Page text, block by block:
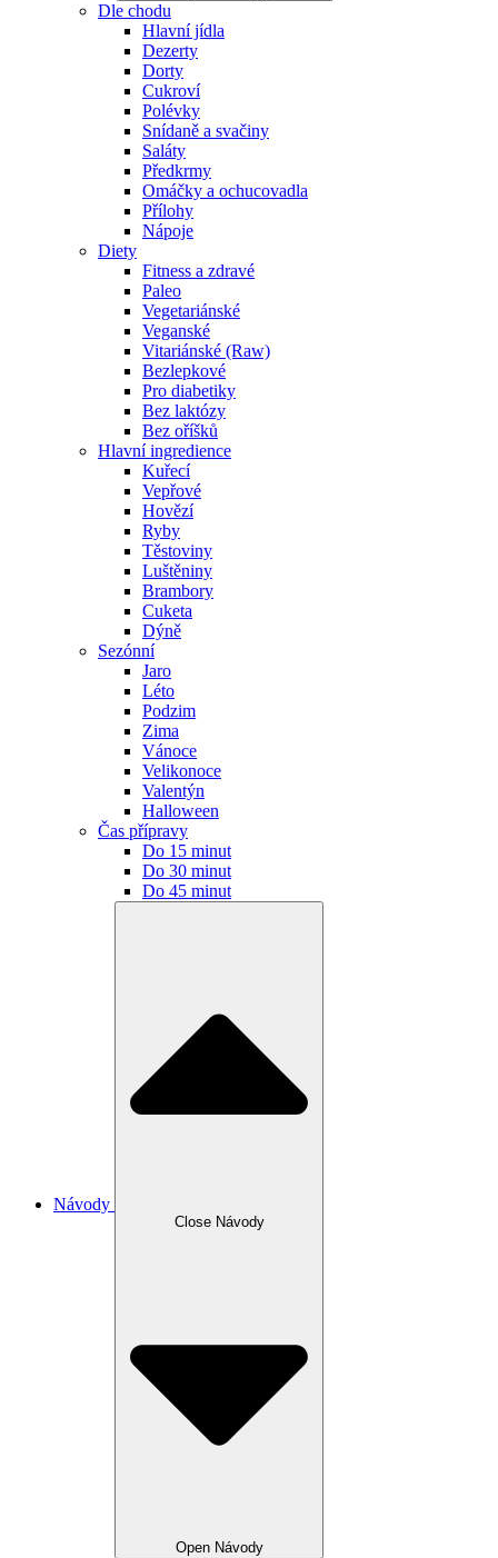
Dle chodu
Hlavní jídla
Dezerty
Dorty
Cukroví
Polévky
Snídaně a svačiny
Saláty
Předkrmy
Omáčky a ochucovadla
Přílohy
Nápoje
Diety
Fitness a zdravé
Paleo
Vegetariánské
Veganské
Vitariánské (Raw)
Bezlepkové
Pro diabetiky
Bez laktózy
Bez oříšků
Hlavní ingredience
Kuřecí
Vepřové
Hovězí
Ryby
Těstoviny
Luštěniny
Brambory
Cuketa
Dýně
Sezónní
Jaro
Léto
Podzim
Zima
Vánoce
Velikonoce
Valentýn
Halloween
Čas přípravy
Do 15 minut
Do 30 minut
Do 45 minut
Návody
Close Návody
Open Návody